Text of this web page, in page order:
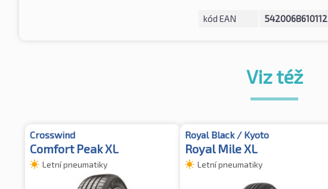
kód EAN 5420068610112
Viz též
Crosswind
Comfort Peak XL
Letní pneumatiky
Royal Black / Kyoto
Royal Mile XL
Letní pneumatiky